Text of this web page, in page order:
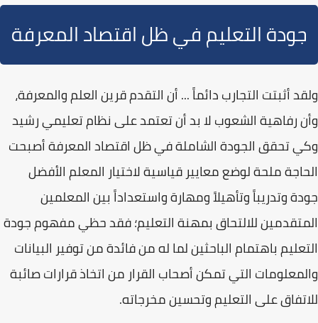
جودة التعليم في ظل اقتصاد المعرفة
ولقد أثبتت التجارب دائماً ... أن التقدم قرين العلم والمعرفة،
وأن رفاهية الشعوب لا بد أن تعتمد علىنظام تعليمي رشيد
وكي تحقق الجودة الشاملة في ظل اقتصاد المعرفة أصبحت
الحاجة ملحة لوضعمعايير قياسيةلاختيار المعلم الأفضل
جودة وتدريباً وتأهيلاً ومهارة واستعداداً بين المعلمين
المتقدمين للالتحاق بمهنة التعليم؛ فقد حظي مفهومجودة
التعليمباهتمام الباحثين لما له من فائدة من توفير البيانات
والمعلومات التي تمكن أصحاب القرار من اتخاذ قرارات صائبة
للاتفاق على التعليم وتحسين مخرجاته.